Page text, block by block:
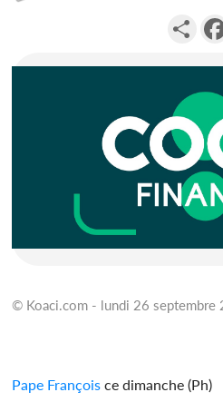
© Koaci.com - lundi 26 septembre
Pape François ce dimanche (Ph)